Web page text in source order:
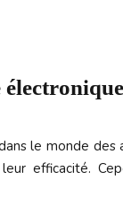
le monde des
efficacité.